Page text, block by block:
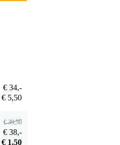
€ 34,-
€ 5,50
€ 39,50
€ 38,-
€ 1,50